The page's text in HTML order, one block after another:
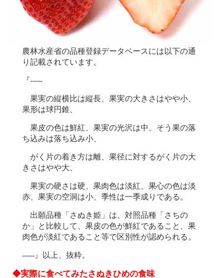
農林水産省の品種登録データベースには以下の通
り記載されています。
『-----
果実の縦横比は縦長、果実の大きさはやや小、
果形は球円錐、
果皮の色は鮮紅、果実の光沢は中、そう果の落
ち込みは落ち込み小、
がく片の着き方は離、果径に対するがく片の大
きさはやや大、
果実の硬さは硬、果肉色は淡紅、果心の色は淡
赤、果実の空洞は小、季性は一季成りである。
出願品種「さぬき姫」は、対照品種「さちの
か」と比較して、果皮の色が鮮紅であること、果
肉色が淡紅であること等で区別性が認められる。
-----』以上、抜粋。
◆実際に食べてみたさぬきひめの食味